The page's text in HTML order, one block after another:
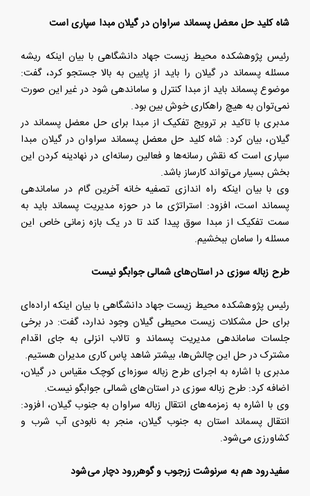
شاه کلید حل معضل پسماند سراوان در گیلان مبدا سپاری است
رئیس پژوهشکده محیط زیست جهاد دانشگاهی با بیان اینکه ریشه
مسئله پسماند در گیلان را باید از پایین به بالا جستجو کرد، گفت:
موضوع پسماند باید از مبدا کنترل و ساماندهی شود در غیر این صورت
نمی‌توان به هیچ راهکاری خوش بین بود.
مدبری با تاکید بر ترویج تفکیک از مبدا برای حل معضل پسماند در
گیلان، بیان کرد: شاه کلید حل معضل پسماند سراوان در گیلان مبدا
سپاری است که نقش رسانه‌ها و فعالین رسانه‌ای در نهادینه کردن این
بخش بسیار می‌تواند کارساز باشد.
وی با بیان اینکه راه اندازی تصفیه خانه آخرین گام در ساماندهی
پسماند است، افزود: استراتژی ما در حوزه مدیریت پسماند باید به
سمت تفکیک از مبدا سوق پیدا کند تا در یک بازه زمانی خاص این
مسئله را سامان ببخشیم.
طرح زباله سوزی در استان‌های شمالی جوابگو نیست
رئیس پژوهشکده محیط زیست جهاد دانشگاهی با بیان اینکه اراده‌ای
برای حل مشکلات زیست محیطی گیلان وجود ندارد، گفت: در برخی
جلسات ساماندهی مدیریت پسماند و تالاب انزلی به جای اقدام
مشترک در حل این چالش‌ها، بیشتر شاهد پاس کاری مدیران هستیم.
مدبری با اشاره به اجرای طرح زباله سوزه‌ای کوچک مقیاس در گیلان،
اضافه کرد: طرح زباله سوزی در استان‌های شمالی جوابگو نیست.
وی با اشاره به زمزمه‌های انتقال زباله سراوان به جنوب گیلان، افزود:
انتقال پسماند استان به جنوب گیلان، منجر به نابودی آب شرب و
کشاورزی می‌شود.
سفیدرود هم به سرنوشت زرجوب و گوهررود دچار می‌شود